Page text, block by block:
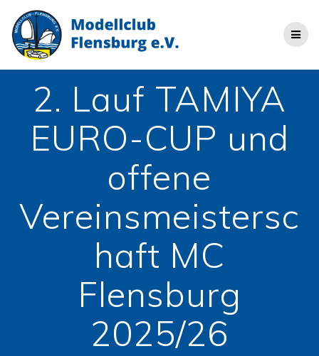
springen
2. Lauf TAMIYA
EURO-CUP und
offene
Vereinsmeistersc
haft MC
Flensburg
2025/26